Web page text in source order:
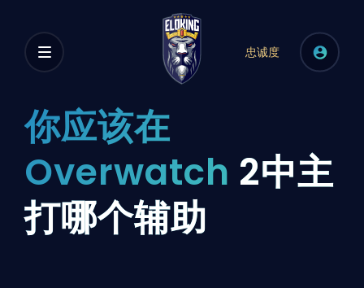
忠诚度
你应该在
Overwatch 2中主
打哪个辅助